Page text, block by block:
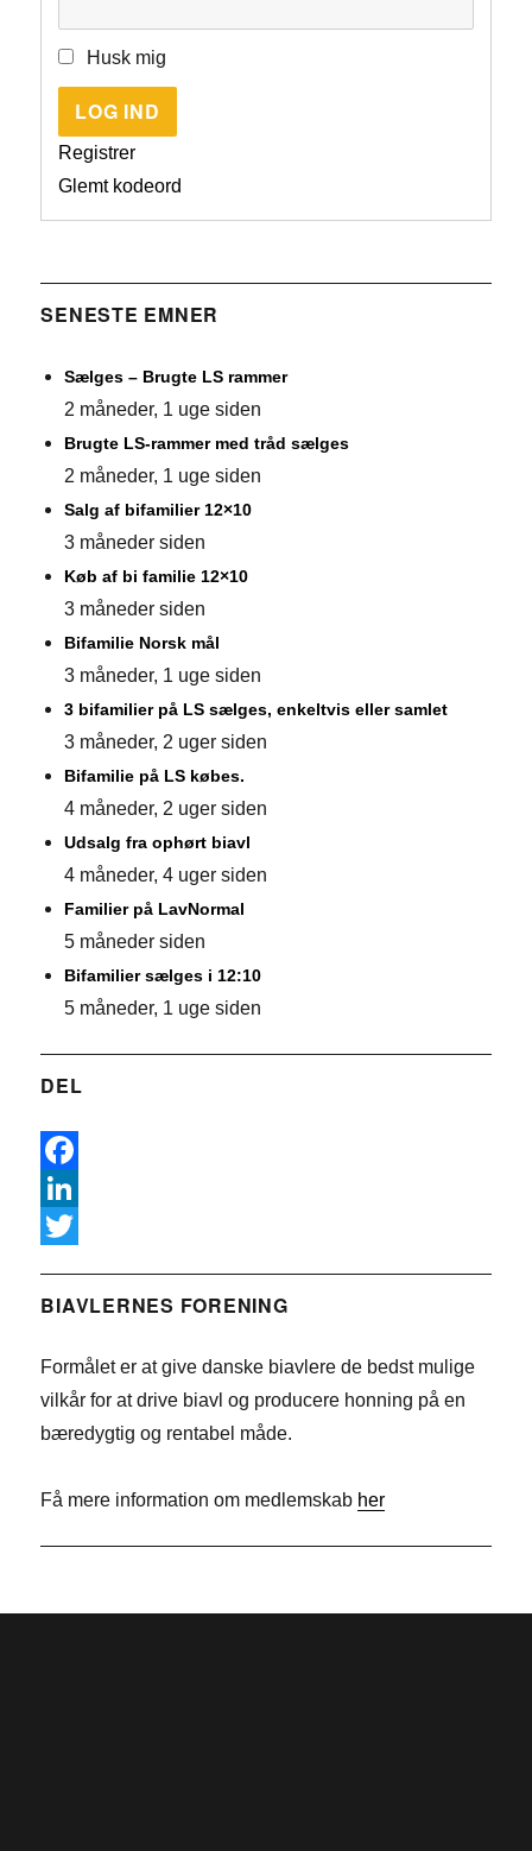
Husk mig
LOG IND
Registrer
Glemt kodeord
SENESTE EMNER
Sælges – Brugte LS rammer
2 måneder, 1 uge siden
Brugte LS-rammer med tråd sælges
2 måneder, 1 uge siden
Salg af bifamilier 12×10
3 måneder siden
Køb af bi familie 12×10
3 måneder siden
Bifamilie Norsk mål
3 måneder, 1 uge siden
3 bifamilier på LS sælges, enkeltvis eller samlet
3 måneder, 2 uger siden
Bifamilie på LS købes.
4 måneder, 2 uger siden
Udsalg fra ophørt biavl
4 måneder, 4 uger siden
Familier på LavNormal
5 måneder siden
Bifamilier sælges i 12:10
5 måneder, 1 uge siden
DEL
F
a
e
o
L
n
e
n
w
t
r
BIAVLERNES FORENING
Formålet er at give danske biavlere de bedst mulige
vilkår for at drive biavl og producere honning på en
bæredygtig og rentabel måde.
Få mere information om medlemskab her